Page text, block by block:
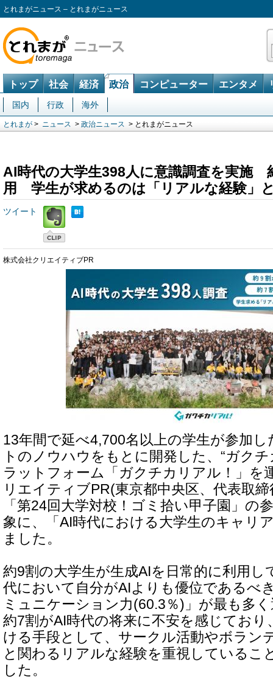
とれまがニュース – とれまがニュース
トップ 社会 経済 政治 コンピューター エンタメ
国内 行政 海外
とれまが > ニュース > 政治ニュース > とれまがニュース
AI時代の大学生398人に意識調査を実施
用 学生が求めるのは「リアルな経験」
ツイート
株式会社クリエイティブPR
13年間で延べ4,700名以上の学生が参加
トのノウハウをもとに開発した、“ガク
ラットフォーム「ガクチカリアル！」を
リエイティブPR(東京都中央区、代表取
「第24回大学対校！ゴミ拾い甲子園」の
象に、「AI時代における大学生のキャリ
ました。
約9割の大学生が生成AIを日常的に利用し
代において自分がAIよりも優位であるべ
ミュニケーション力(60.3％)」が最も多
約7割がAI時代の将来に不安を感じてお
ける手段として、サークル活動やボラン
と関わるリアルな経験を重視しているこ
した。